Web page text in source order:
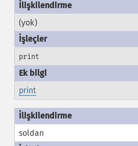
(yok)
print
print
soldan